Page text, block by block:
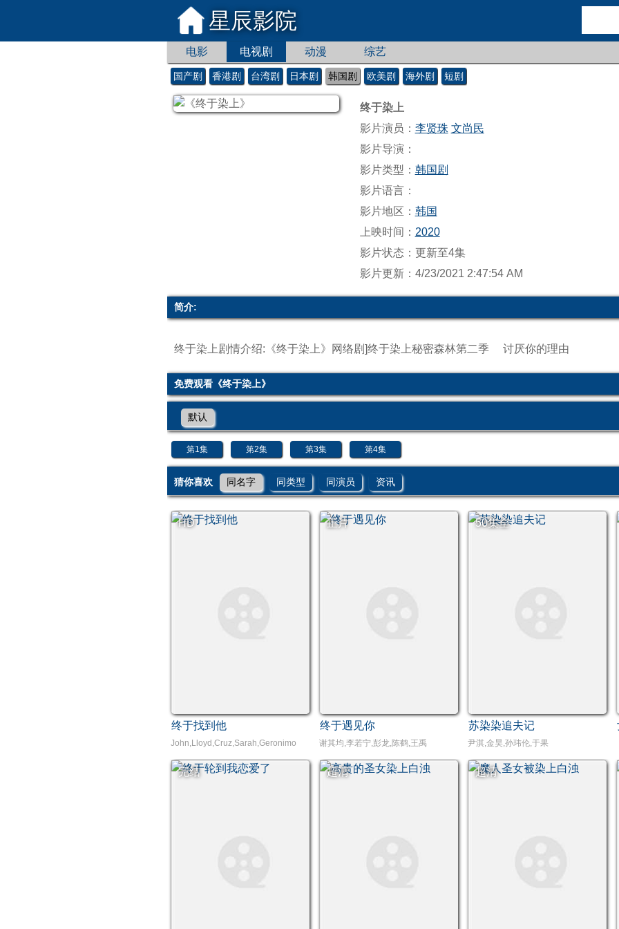
星辰影院
电影 电视剧 动漫 综艺
国产剧 香港剧 台湾剧 日本剧 韩国剧 欧美剧 海外剧 短剧
终于染上
影片演员： 李贤珠 文尚民
影片导演：
影片类型： 韩国剧
影片语言：
影片地区： 韩国
上映时间： 2020
影片状态：更新至4集
影片更新：4/23/2021 2:47:54 AM
简介:
终于染上剧情介绍:《终于染上》网络剧]终于染上秘密森林第二季 讨厌你的理由
免费观看《终于染上》
默认
第1集 第2集 第3集 第4集
猜你喜欢 同名字 同类型 同演员 资讯
HD
终于找到他
John,Lloyd,Cruz,Sarah,Geronimo
正片
终于遇见你
谢其均,李若宁,彭龙,陈鹤,王禹
50集全
苏染染追夫记
尹淇,金昊,孙玮伦,于果
完结 超清 超清